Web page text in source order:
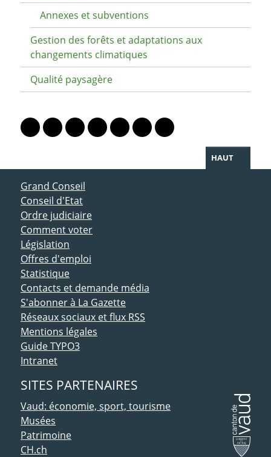
Annexes et subventions
Gestion des forêts et adaptations aux
changements climatiques
Qualité paysagère
Lien vers le profil Mastodon
Lien vers le profil Bluesky
Lien vers le profil Instagram
Lien vers le profil Linkedin
Lien vers le profil Facebook
Lien vers le profil Twitter
Partager par WhatsApp
HAUT
ACCÈS DIRECT
Grand Conseil
Conseil d'Etat
Ordre judiciaire
Comment voter
Législation
Offres d'emploi
Statistique
Contacts et demande média
S'abonner à La Gazette
Réseaux sociaux et flux RSS
Mentions légales
Guide TYPO3
Intranet
SITES PARTENAIRES
Vaud: économie, sport, tourisme
Musées
Patrimoine
CH.ch